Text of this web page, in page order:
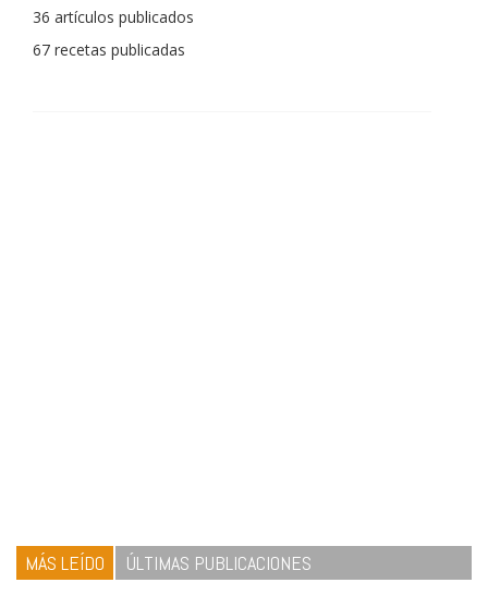
La cocina para mi es producto bien tratado sin
con un toque diferente